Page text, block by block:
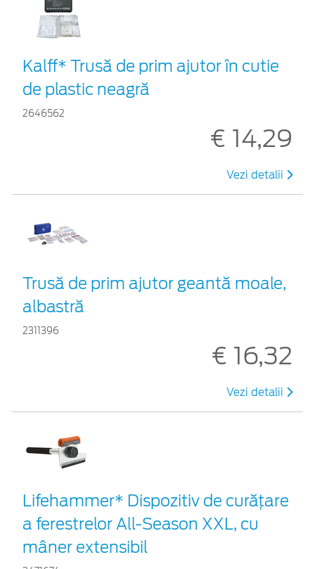
Kalff* Trusă de prim ajutor în cutie
de plastic neagră
2646562
€ 14,29
Vezi detalii
Trusă de prim ajutor geantă moale,
albastră
2311396
€ 16,32
Vezi detalii
Lifehammer* Dispozitiv de curățare
a ferestrelor All-Season XXL, cu
mâner extensibil